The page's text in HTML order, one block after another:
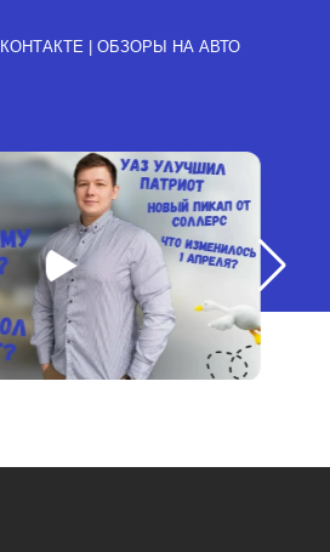
| ОБЗОРЫ НА АВТО